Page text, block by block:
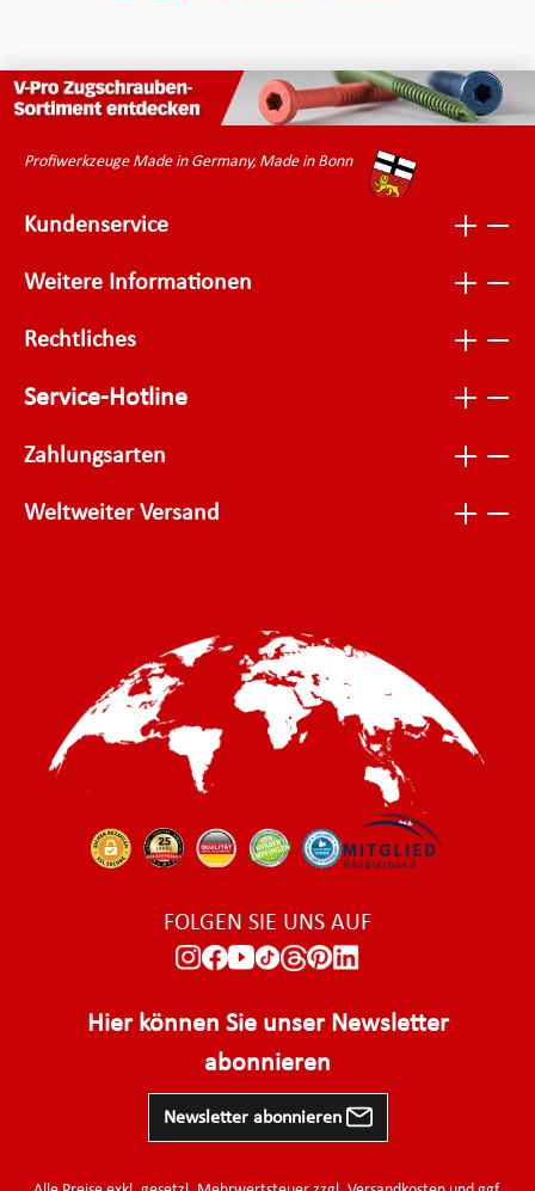
Profiwerkzeuge Made in Germany, Made in Bonn
Kundenservice
Weitere Informationen
Rechtliches
Service-Hotline
Zahlungsarten
Weltweiter Versand
FOLGEN SIE UNS AUF
Hier können Sie unser Newsletter
abonnieren
Newsletter abonnieren